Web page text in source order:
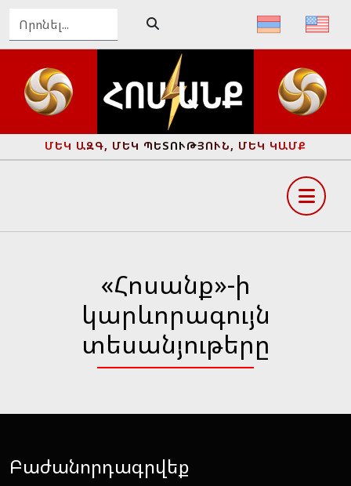
ՄԵԿ ԱԶԳ, ՄԵԿ ՊԵՏՈՒԹՅՈՒՆ, ՄԵԿ ԿԱՄՔ
«Հոսանք»-ի
կարևորագույն
տեսանյութերը
Բաժանորդագրվեք